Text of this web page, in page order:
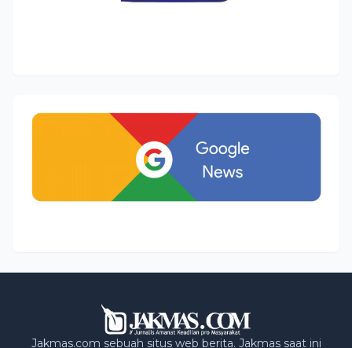
Jakmas.com sebuah situs web berita. Jakmas saat ini